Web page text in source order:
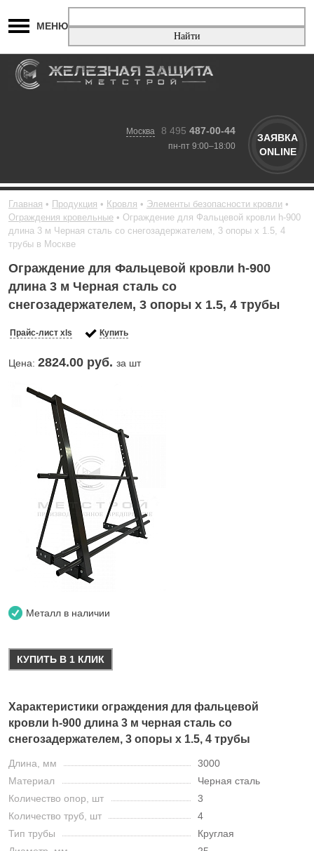
МЕНЮ
Москва 8 495 487-00-44
пн-пт 9:00–18:00
ЗАЯВКА
ONLINE
Главная Продукция Кровля
Элементы безопасности кровли
Ограждения кровельные
Ограждение для Фальцевой кровли h-900
длина 3 м Черная сталь со снегозадержателем, 3 опоры х 1.5, 4
трубы в Москве
Ограждение для Фальцевой кровли h-900
длина 3 м Черная сталь со
снегозадержателем, 3 опоры х 1.5, 4 трубы
Прайс-лист xls Купить
Цена: 2824.00 руб. за шт
Металл в наличии
КУПИТЬ В 1 КЛИК
Характеристики ограждения для фальцевой
кровли h-900 длина 3 м черная сталь со
снегозадержателем, 3 опоры х 1.5, 4 трубы
Длина, мм
3000
Материал
Черная сталь
Количество опор, шт
3
Количество труб, шт
4
Тип трубы
Круглая